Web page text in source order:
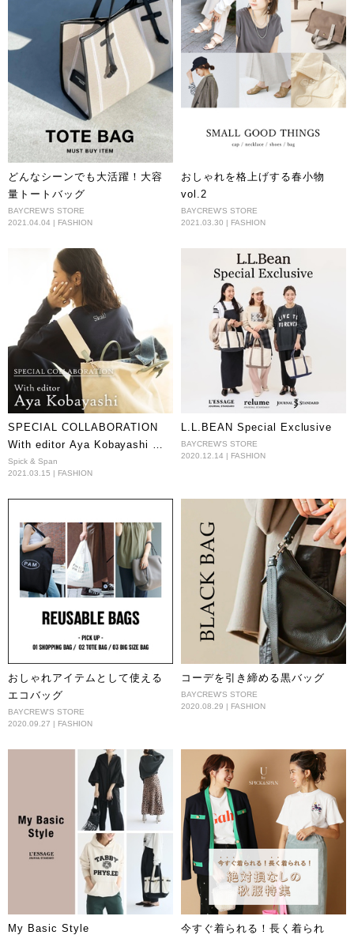
どんなシーンでも大活躍！大容
量トートバッグ
BAYCREW'S STORE
2021.04.04 | FASHION
おしゃれを格上げする春小物
vol.2
BAYCREW'S STORE
2021.03.30 | FASHION
SPECIAL COLLABORATION
With editor Aya Kobayashi 春
と旅を呼び込む ボートネックカ
ットソー＆A4バッグ
Spick & Span
2021.03.15 | FASHION
L.L.BEAN Special Exclusive
BAYCREW'S STORE
2020.12.14 | FASHION
おしゃれアイテムとして使える
エコバッグ
BAYCREW'S STORE
2020.09.27 | FASHION
コーデを引き締める黒バッグ
BAYCREW'S STORE
2020.08.29 | FASHION
My Basic Style
今すぐ着られる！長く着られ